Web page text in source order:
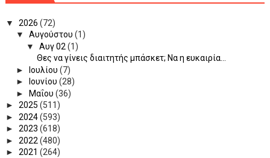
▼ 2026 (72)
▼ Αυγούστου (1)
▼ Αυγ 02 (1)
Θες να γίνεις διαιτητής μπάσκετ; Να η ευκαιρία...
►
Ιουλίου (7)
►
Ιουνίου (28)
►
Μαΐου (36)
► 2025 (511)
► 2024(593)
► 2023 (618)
► 2022 (480)
► 2021 (264)